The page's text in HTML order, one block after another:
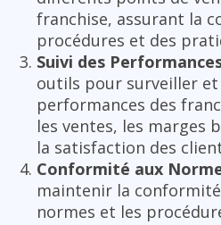
franchise, assurant la
procédures et des
Suivi des
outils pour surveiller et
performances des
les ventes, les marges
la satisfaction des
Conformité aux
maintenir la conformité
normes et les